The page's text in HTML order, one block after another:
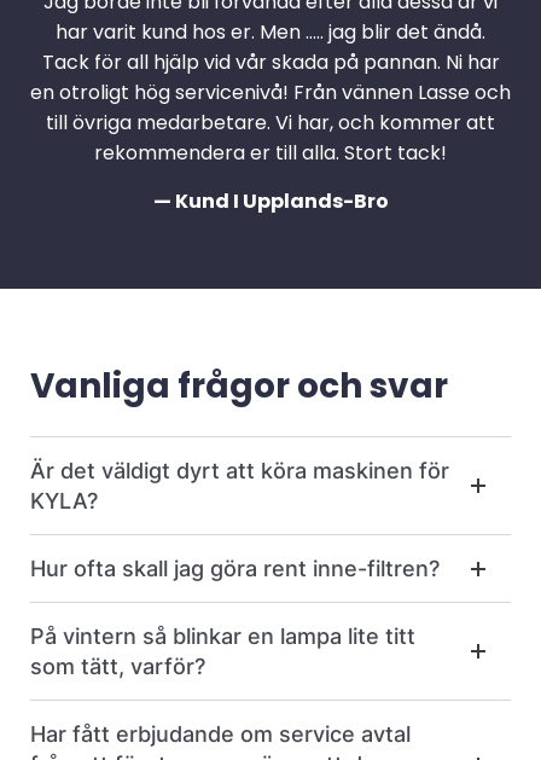
har varit kund hos er. Men ….. jag blir det ändå.
Tack för all hjälp vid vår skada på pannan. Ni har
en otroligt hög servicenivå! Från vännen Lasse och
till övriga medarbetare. Vi har, och kommer att
rekommendera er till alla. Stort tack!
— Kund I Upplands-Bro
Vanliga frågor och svar
Är det väldigt dyrt att köra maskinen för
KYLA?
Hur ofta skall jag göra rent inne-filtren?
På vintern så blinkar en lampa lite titt
som tätt, varför?
Har fått erbjudande om service avtal